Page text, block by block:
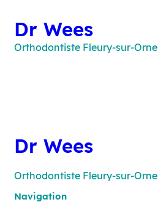
au
contenu
Dr Wees
Orthodontiste Fleury-sur-Orne
Dr Wees
Orthodontiste Fleury-sur-Orne
Navigation